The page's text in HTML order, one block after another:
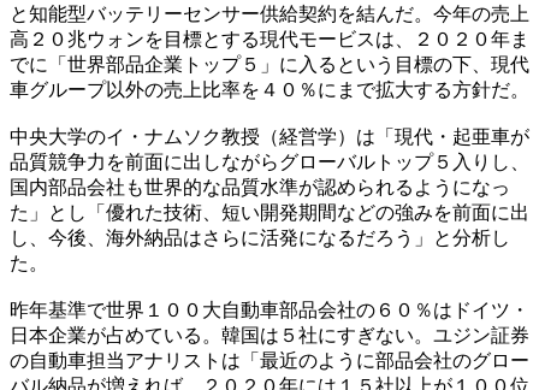
と知能型バッテリーセンサー供給契約を結んだ。今年の売上
高２０兆ウォンを目標とする現代モービスは、２０２０年ま
でに「世界部品企業トップ５」に入るという目標の下、現代
車グループ以外の売上比率を４０％にまで拡大する方針だ。
中央大学のイ・ナムソク教授（経営学）は「現代・起亜車が
品質競争力を前面に出しながらグローバルトップ５入りし、
国内部品会社も世界的な品質水準が認められるようになっ
た」とし「優れた技術、短い開発期間などの強みを前面に出
し、今後、海外納品はさらに活発になるだろう」と分析し
た。
昨年基準で世界１００大自動車部品会社の６０％はドイツ・
日本企業が占めている。韓国は５社にすぎない。ユジン証券
の自動車担当アナリストは「最近のように部品会社のグロー
バル納品が増えれば、２０２０年には１５社以上が１００位